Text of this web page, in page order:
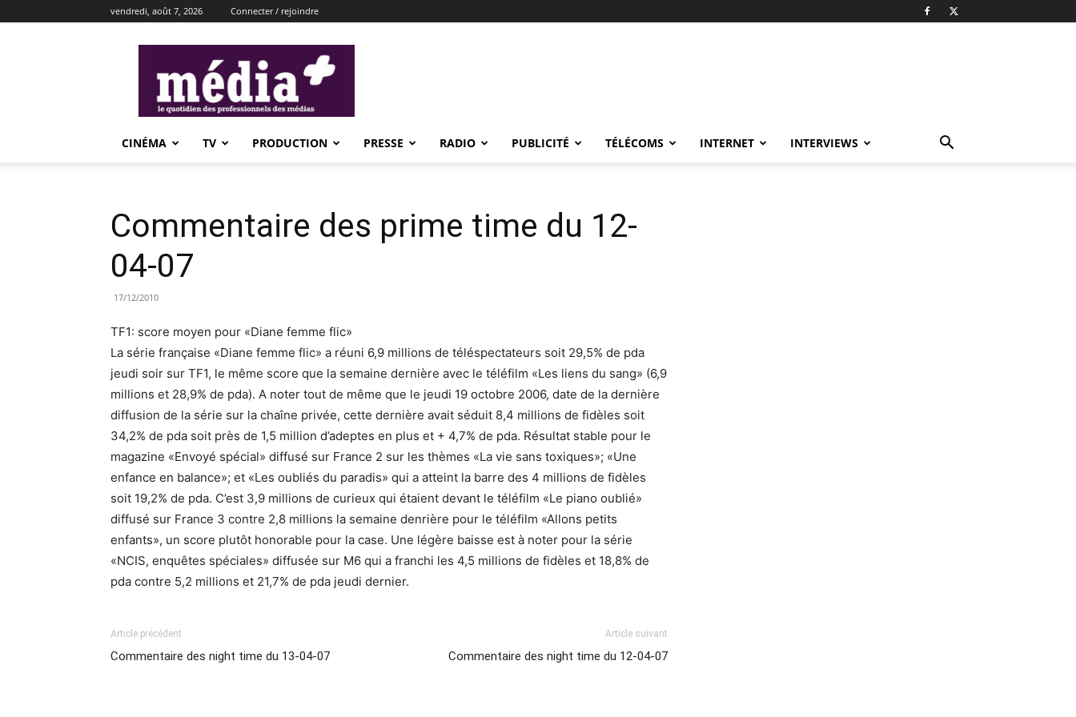
vendredi, août 7, 2026 Connecter / rejoindre
CINÉMA TV PRODUCTION PRESSE RADIO PUBLICITÉ TÉLÉCOMS INTERNET INTERVIEWS
Commentaire des prime time du 12-
04-07
17/12/2010
TF1: score moyen pour «Diane femme flic»
La série française «Diane femme flic» a réuni 6,9 millions de téléspectateurs soit 29,5% de pda
jeudi soir sur TF1, le même score que la semaine dernière avec le téléfilm «Les liens du sang» (6,9
millions et 28,9% de pda). A noter tout de même que le jeudi 19 octobre 2006, date de la dernière
diffusion de la série sur la chaîne privée, cette dernière avait séduit 8,4 millions de fidèles soit
34,2% de pda soit près de 1,5 million d’adeptes en plus et + 4,7% de pda. Résultat stable pour le
magazine «Envoyé spécial» diffusé sur France 2 sur les thèmes «La vie sans toxiques»; «Une
enfance en balance»; et «Les oubliés du paradis» qui a atteint la barre des 4 millions de fidèles
soit 19,2% de pda. C’est 3,9 millions de curieux qui étaient devant le téléfilm «Le piano oublié»
diffusé sur France 3 contre 2,8 millions la semaine denrière pour le téléfilm «Allons petits
enfants», un score plutôt honorable pour la case. Une légère baisse est à noter pour la série
«NCIS, enquêtes spéciales» diffusée sur M6 qui a franchi les 4,5 millions de fidèles et 18,8% de
pda contre 5,2 millions et 21,7% de pda jeudi dernier.
Article précédent
Commentaire des night time du 13-04-07
Article suivant
Commentaire des night time du 12-04-07